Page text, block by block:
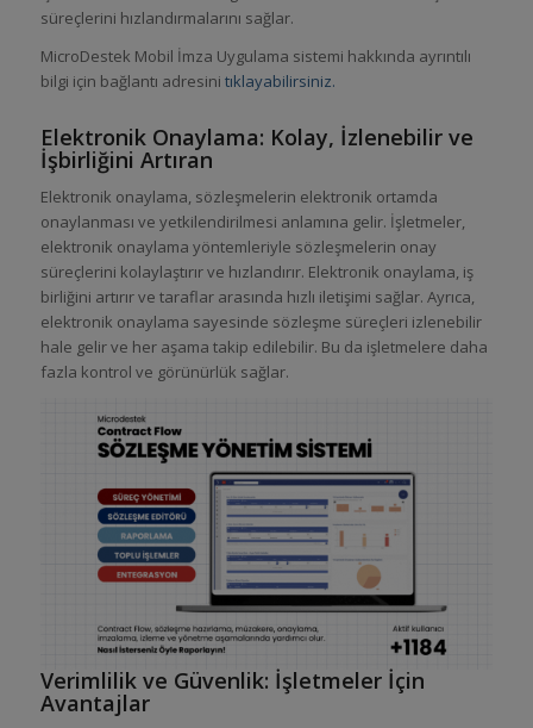
süreçlerini hızlandırmalarını sağlar.
MicroDestek Mobil İmza Uygulama sistemi hakkında ayrıntılı
bilgi için bağlantı adresini tıklayabilirsiniz.
Elektronik Onaylama: Kolay, İzlenebilir ve
İşbirliğini Artıran
Elektronik onaylama, sözleşmelerin elektronik ortamda
onaylanması ve yetkilendirilmesi anlamına gelir. İşletmeler,
elektronik onaylama yöntemleriyle sözleşmelerin onay
süreçlerini kolaylaştırır ve hızlandırır. Elektronik onaylama, iş
birliğini artırır ve taraflar arasında hızlı iletişimi sağlar. Ayrıca,
elektronik onaylama sayesinde sözleşme süreçleri izlenebilir
hale gelir ve her aşama takip edilebilir. Bu da işletmelere daha
fazla kontrol ve görünürlük sağlar.
Verimlilik ve Güvenlik: İşletmeler İçin
Avantajlar